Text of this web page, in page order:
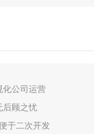
化公司运营
后顾之忧
于二次开发